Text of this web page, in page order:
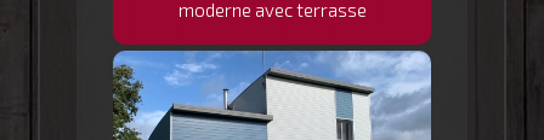
moderne avec terrasse